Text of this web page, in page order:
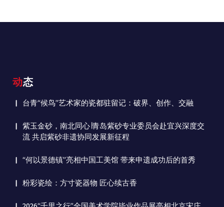
动态
台青“候鸟”艺术家的瓷都驻留记：破界、创作、交融
紫玉金砂，南北同心∣青岛紫砂专业委员会赴宜兴深度交
流 共启紫砂非遗协同发展新征程
“何以景德镇”亮相中国工美馆 带来申遗成功后的首秀
粉彩瓷绘：方寸瓷器物 匠心续古香